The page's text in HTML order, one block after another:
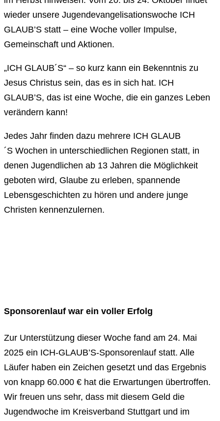
wieder unsere Jugendevangelisationswoche ICH
GLAUB’S statt – eine Woche voller Impulse,
Gemeinschaft und Aktionen.
„ICH GLAUB´S“ – so kurz kann ein Bekenntnis zu
Jesus Christus sein, das es in sich hat. ICH
GLAUB’S, das ist eine Woche, die ein ganzes Leben
verändern kann!
Jedes Jahr finden dazu mehrere ICH GLAUB
´S Wochen in unterschiedlichen Regionen statt, in
denen Jugendlichen ab 13 Jahren die Möglichkeit
geboten wird, Glaube zu erleben, spannende
Lebensgeschichten zu hören und andere junge
Christen kennenzulernen.
Sponsorenlauf war ein voller Erfolg
Zur Unterstützung dieser Woche fand am 24. Mai
2025 ein ICH-GLAUB’S-Sponsorenlauf statt. Alle
Läufer haben ein Zeichen gesetzt und das Ergebnis
von knapp 60.000 € hat die Erwartungen übertroffen.
Wir freuen uns sehr, dass mit diesem Geld die
Jugendwoche im Kreisverband Stuttgart und im